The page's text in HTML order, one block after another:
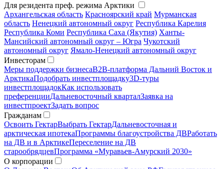
Для резидента преф. режима Арктики
Архангельская область Красноярский край Мурманская
область Ненецкий автономный округ Республика Карелия
Республика Коми Республика Саха (Якутия) Ханты-
Мансийский автономный округ – Югра Чукотский
автономный округ Ямало-Ненецкий автономный округ
Инвесторам
Меры поддержки бизнесаB2B-платформа Дальний Восток и
АрктикаПодобрать инвестплощадку3D-туры
инвестплощадокКак использовать
преференцииДальневосточный кварталЗаявка на
инвестпроектЗадать вопрос
Гражданам
Освоить ГектарВыбрать ГектарДальневосточная и
арктическая ипотекаПрограммы благоустройства ДВРаботать
на ДВ и в АрктикеПереселение на ДВ
старообрядцевПрограмма «Муравьев-Амурский 2030»
О корпорации